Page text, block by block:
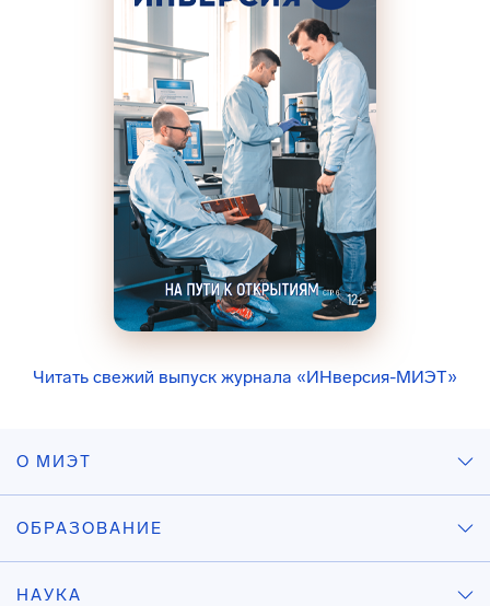
Читать свежий выпуск журнала «ИНверсия-МИЭТ»
О МИЭТ
ОБРАЗОВАНИЕ
НАУКА